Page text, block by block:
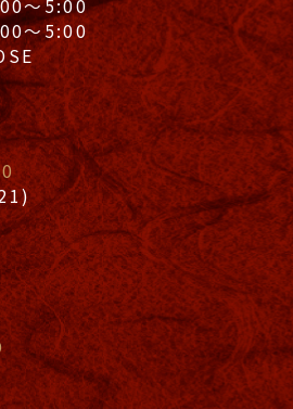
〜5:00
5:00